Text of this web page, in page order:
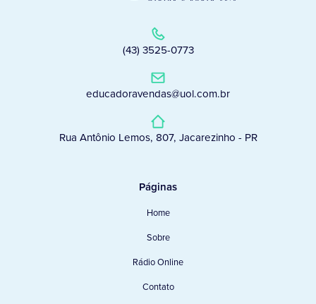
(43) 3525-0773
educadoravendas@uol.com.br
Rua Antônio Lemos, 807, Jacarezinho - PR
Páginas
Home
Sobre
Rádio Online
Contato